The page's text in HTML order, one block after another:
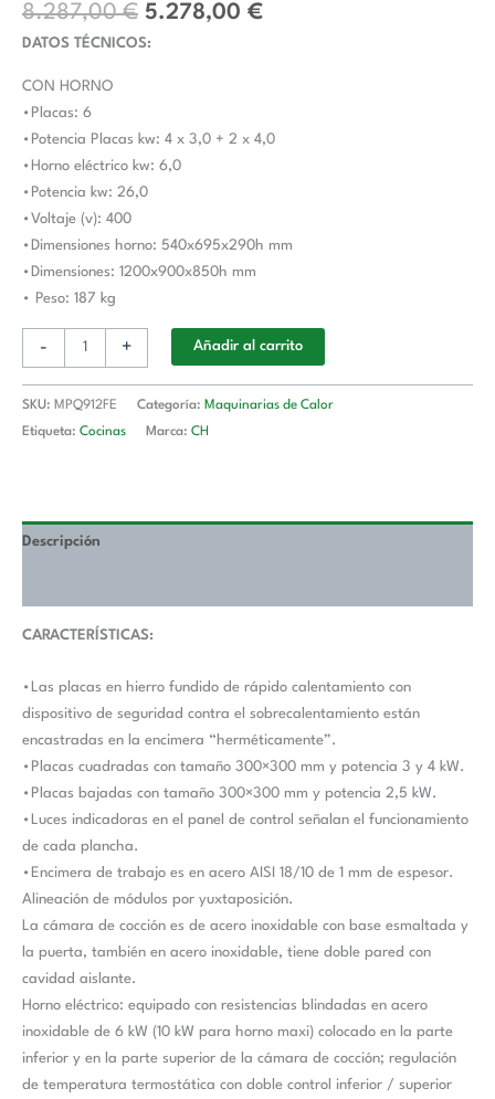
8.287,00€ 5.278,00 €
DATOS TÉCNICOS:
CON HORNO
•Placas: 6
•Potencia Placas kw: 4 x 3,0 + 2 x 4,0
•Horno eléctrico kw: 6,0
•Potencia kw: 26,0
•Voltaje (v): 400
•Dimensiones horno: 540x695x290h mm
•Dimensiones: 1200x900x850h mm
• Peso: 187 kg
-
MPQ912FE
MAGISTRA
+ Añadir al carrito
SKU: MPQ912FE Categoría: Maquinarias de Calor
Etiqueta: Cocinas Marca: CH
Descripción
CARACTERÍSTICAS:
•Las placas en hierro fundido de rápido calentamiento con
dispositivo de seguridad contra el sobrecalentamiento están
encastradas en la encimera “herméticamente”.
•Placas cuadradas con tamaño 300×300 mm y potencia 3 y 4 kW.
•Placas bajadas con tamaño 300×300 mm y potencia 2,5 kW.
•Luces indicadoras en el panel de control señalan el funcionamiento
de cada plancha.
•Encimera de trabajo es en acero AISI 18/10 de 1 mm de espesor.
Alineación de módulos por yuxtaposición.
La cámara de cocción es de acero inoxidable con base esmaltada y
la puerta, también en acero inoxidable, tiene doble pared con
cavidad aislante.
Horno eléctrico: equipado con resistencias blindadas en acero
inoxidable de 6 kW (10 kW para horno maxi) colocado en la parte
inferior y en la parte superior de la cámara de cocción; regulación
de temperatura termostática con doble control inferior / superior